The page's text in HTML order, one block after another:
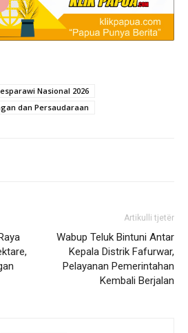
Nasional 2026
dan Persaudaraan
Artikulli tjetër
Wabup Teluk Bintuni Antar
Kepala Distrik Fafurwar,
Pelayanan Pemerintahan
Kembali Berjalan